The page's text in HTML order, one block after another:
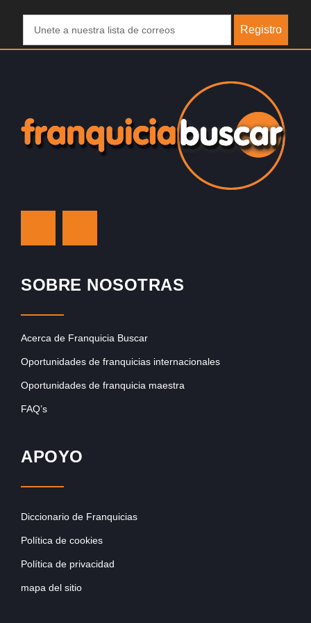
Registro
SOBRE NOSOTRAS
Acerca de Franquicia Buscar
Oportunidades de franquicias internacionales
Oportunidades de franquicia maestra
FAQ’s
APOYO
Diccionario de Franquicias
Política de cookies
Política de privacidad
mapa del sitio